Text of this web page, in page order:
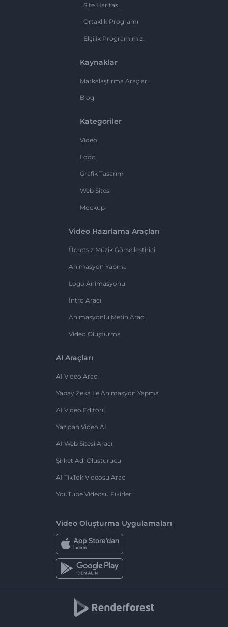
Site Haritası
Ortaklık Programı
Elçilik Programımızı
Kaynaklar
Markalaştırma Araçları
Blog
Kategoriler
Video
Logo
Grafik Tasarım
Web Sitesi
Mockup
Video Hazırlama Araçları
Ücretsiz Müzik Görselleştirici
Animasyon Yapma
Logo Animasyonu
İntro Aracı
Animasyonlu Metin Aracı
Video Oluşturma
AI Araçları
AI Video Aracı
Yapay Zeka Ile Animasyon Yapma
AI Video Editörü
Yazıdan Video AI
AI Web Sitesi Aracı
Şirket Adı Oluşturucu
AI TikTok Videosu Aracı
YouTube Videosu Fikirleri
Video Oluşturma Uygulamaları